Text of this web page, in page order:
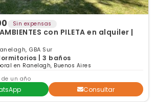
Sin expensas
con PILETA en alquiler |
GBA Sur
| 3 baños
en Ranelagh, Buenos Aires
un año
Consultar